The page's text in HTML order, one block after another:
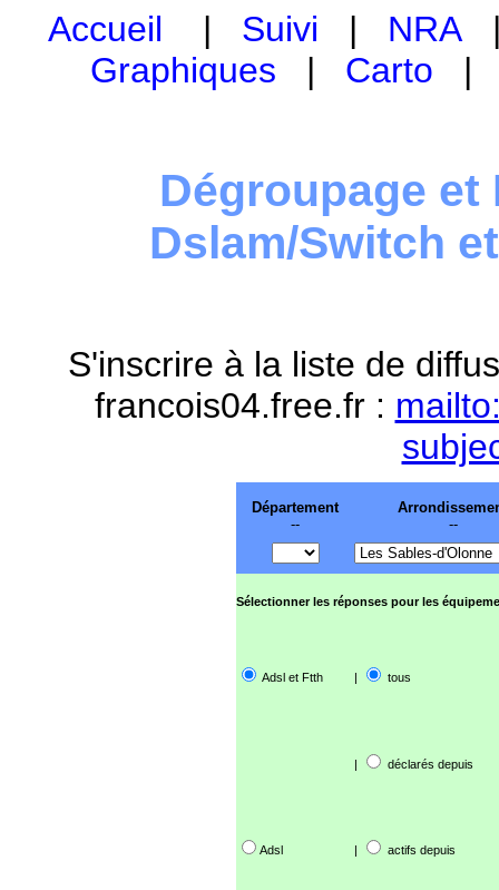
Accueil | Suivi | NRA
Graphiques | Carto
Dégroupage et
Dslam/Switch
S'inscrire à la liste de
francois04.free.fr :
Département
--
--
Sélectionner les réponses pour les
Adsl et Ftth | tous
| déclarés depuis
Adsl | actifs depuis